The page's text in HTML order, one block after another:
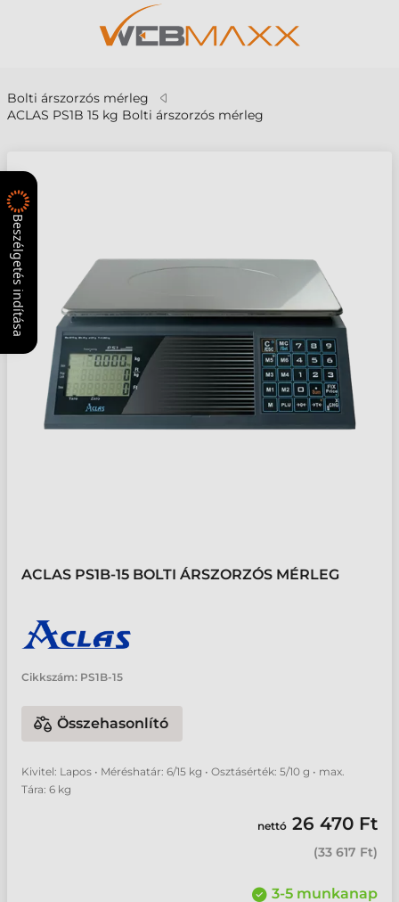
Bolti árszorzós mérleg
ACLAS PS1B 15 kg Bolti árszorzós mérleg
ACLAS PS1B-15 BOLTI ÁRSZORZÓS MÉRLEG
Cikkszám: PS1B-15
Összehasonlító
Kivitel: Lapos • Méréshatár: 6/15 kg • Osztásérték: 5/10 g • max.
Tára: 6 kg
nettó 26 470 Ft
(33 617 Ft)
3-5 munkanap
Beszélgetés indítása